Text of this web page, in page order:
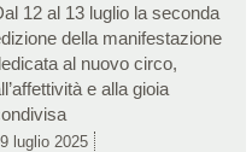
12 al 13 luglio la seconda
della manifestazione
al nuovo circo,
e alla gioia
luglio 2025